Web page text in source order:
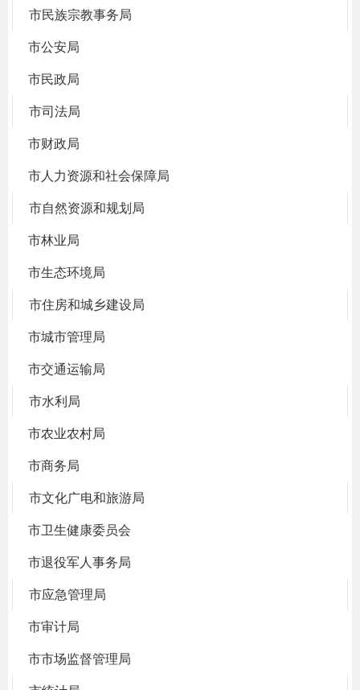
市民族宗教事务局
市公安局
市民政局
市司法局
市财政局
市人力资源和社会保障局
市自然资源和规划局
市林业局
市生态环境局
市住房和城乡建设局
市城市管理局
市交通运输局
市水利局
市农业农村局
市商务局
市文化广电和旅游局
市卫生健康委员会
市退役军人事务局
市应急管理局
市审计局
市市场监督管理局